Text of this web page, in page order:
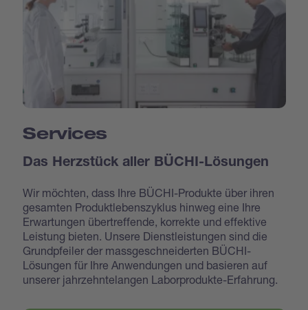
Services
Das Herzstück aller BÜCHI-Lösungen
Wir möchten, dass Ihre BÜCHI-Produkte über ihren
gesamten Produktlebenszyklus hinweg eine Ihre
Erwartungen übertreffende, korrekte und effektive
Leistung bieten. Unsere Dienstleistungen sind die
Grundpfeiler der massgeschneiderten BÜCHI-
Lösungen für Ihre Anwendungen und basieren auf
unserer jahrzehntelangen Laborprodukte-Erfahrung.